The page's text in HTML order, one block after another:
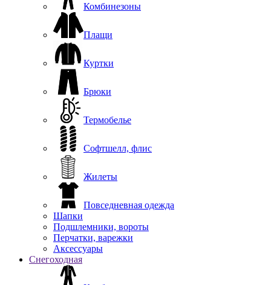
Комбинезоны
Плащи
Куртки
Брюки
Термобелье
Софтшелл, флис
Жилеты
Повседневная одежда
Шапки
Подшлемники, вороты
Перчатки, варежки
Аксессуары
Снегоходная